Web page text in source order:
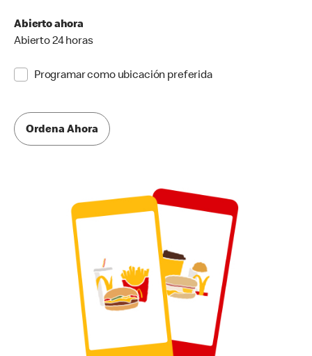
Abierto ahora
Abierto 24 horas
Programar como ubicación preferida
Ordena Ahora